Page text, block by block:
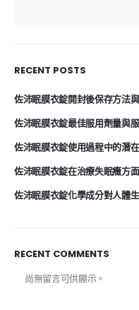
RECENT POSTS
佐沛眠膜衣錠開封後保存方法
佐沛眠膜衣錠最佳服用劑量與
佐沛眠膜衣錠使用過程中的潛
佐沛眠膜衣錠在治療失眠癥方
佐沛眠膜衣錠化學成分對人體
RECENT COMMENTS
尚無留言可供顯示。